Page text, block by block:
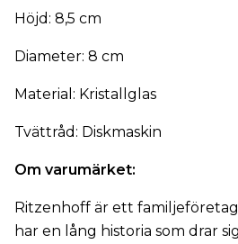
Höjd: 8,5 cm
Diameter: 8 cm
Material: Kristallglas
Tvättråd: Diskmaskin
Om varumärket:
Ritzenhoff är ett
har en lång historia som drar